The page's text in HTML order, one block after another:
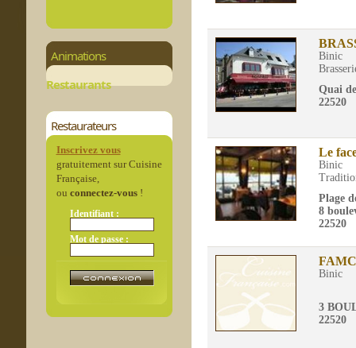
Animations
Restaurants
Restaurateurs
Inscrivez vous
gratuitement sur Cuisine
Française,
ou connectez-vous!
Identifiant :
Mot de passe :
Binic
Quai
22520
Le
Binic
Plage
8
22520
Binic
3
22520